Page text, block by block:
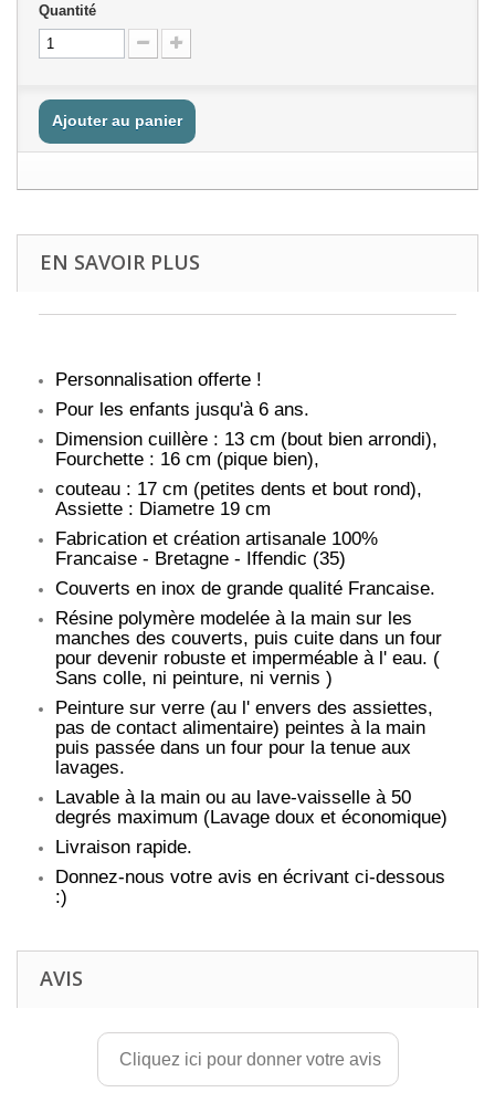
Quantité
Ajouter au panier
EN SAVOIR PLUS
Personnalisation offerte !
Pour les enfants jusqu'à 6 ans.
Dimension cuillère : 13 cm (bout bien arrondi),
Fourchette : 16 cm (pique bien),
couteau : 17 cm (petites dents et bout rond),
Assiette : Diametre 19 cm
Fabrication et création artisanale 100%
Francaise - Bretagne - Iffendic (35)
Couverts en inox de grande qualité Francaise.
Résine polymère modelée à la main sur les
manches des couverts, puis cuite dans un four
pour devenir robuste et imperméable à l' eau. (
Sans colle, ni peinture, ni vernis )
Peinture sur verre (au l' envers des assiettes,
pas de contact alimentaire) peintes à la main
puis passée dans un four pour la tenue aux
lavages.
Lavable à la main ou au lave-vaisselle à 50
degrés maximum (Lavage doux et économique)
Livraison rapide.
Donnez-nous votre avis en écrivant ci-dessous
:)
AVIS
Cliquez ici pour donner votre avis